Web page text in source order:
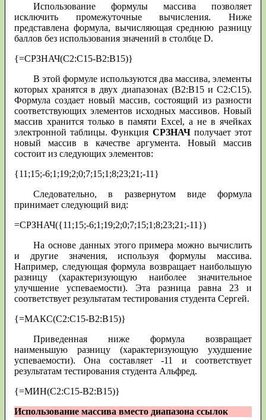
Использование формулы массива позволяет
исключить промежуточные вычисления. Ниже
представлена формула, вычисляющая среднюю разницу
баллов без использования значений в столбце D.
{=СРЗНАЧ(С2:С15-В2:В15)}
В этой формуле используются два массива, элементы
которых хранятся в двух диапазонах (В2:В15 и С2:С15).
Формула создает новый массив, состоящий из разности
соответствующих элементов исходных массивов. Новый
массив хранится только в памяти Excel, а не в ячейках
электронной таблицы. Функция СРЗНАЧполучает этот
новый массив в качестве аргумента. Новый массив
состоит из следующих элементов:
{11;15;-6;1;19;2;0;7;15;1;8;23;21;-11}
Следовательно, в развернутом виде формула
принимает следующий вид:
=СРЗНАЧ({11;15;-6;1;19;2;0;7;15;1;8;23;21;-11})
На основе данных этого примера можно вычислить
и другие значения, используя формулы массива.
Например, следующая формула возвращает наибольшую
разницу (характеризующую наиболее значительное
улучшение успеваемости). Эта разница равна 23 и
соответствует результатам тестирования студента Сергей.
{=МАКС(С2:С15-В2:В15)}
Приведенная ниже формула возвращает
наименьшую разницу (характеризующую ухудшение
успеваемости). Она составляет -11 и соответствует
результатам тестирования студента Альфред.
{=МИН(С2:С15-В2:В15)}
Использование массива вместо диапазона ссылок